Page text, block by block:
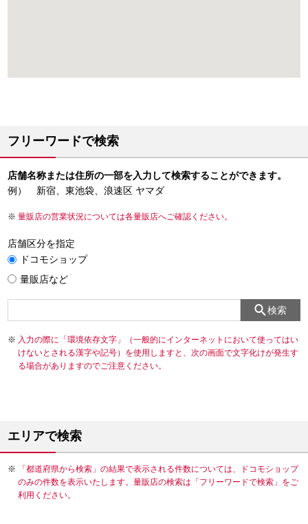
フリーワードで検索
店舗名称または住所の一部を入力して検索することができます。
例） 新宿、東池袋、浪速区 ヤマダ
量販店の営業状況については各量販店へご確認ください。
店舗区分を指定
ドコモショップ
量販店など
検索
入力の際に「環境依存文字」（一般的にインターネットにおいて使ってはい
けないとされる漢字や記号）を使用しますと、次の画面で文字化けが発生す
る場合がありますのでご注意ください。
エリアで検索
「都道府県から検索」の結果で表示される件数については、ドコモショップ
のみの件数を表示いたします。量販店の検索は「フリーワードで検索」をご
利用ください。